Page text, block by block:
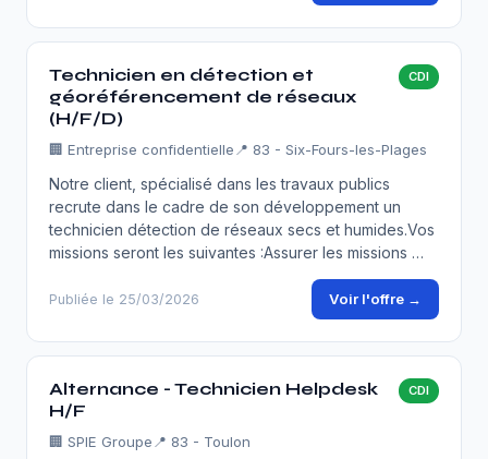
Technicien en détection et
géoréférencement de réseaux
(H/F/D)
CDI
🏢 Entreprise confidentielle 📍 83 - Six-Fours-les-Plages
Notre client, spécialisé dans les travaux publics
recrute dans le cadre de son développement un
technicien détection de réseaux secs et humides.Vos
missions seront les suivantes :Assurer les missions …
Publiée le 25/03/2026 Voir l'offre →
Alternance - Technicien Helpdesk
H/F
CDI
🏢 SPIE Groupe 📍 83 - Toulon